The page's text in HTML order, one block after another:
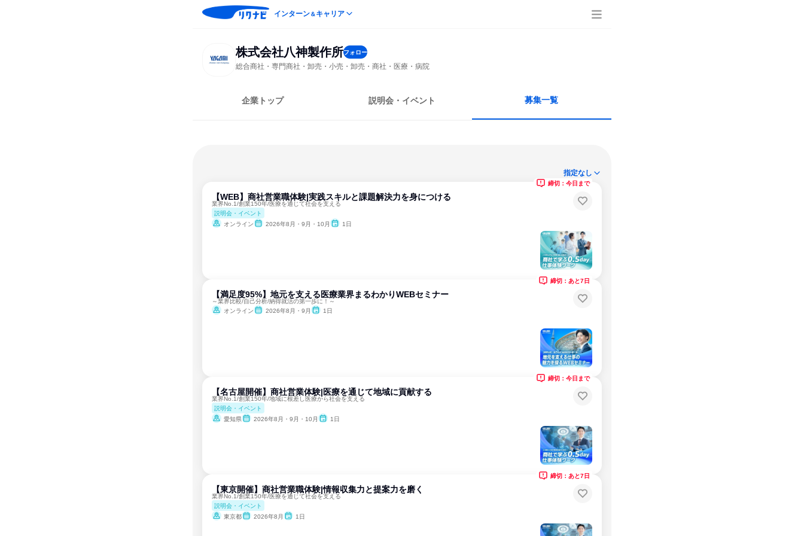
インターン＆キャリア
株式会社八神製作所フォロー
総合商社・専門商社・卸売・小売・卸売・商社・医療・病院
企業トップ 説明会・イベント 募集一覧
指定なし
【WEB】商社営業職体験|実践スキルと課題解決力を身につける
業界No.1/創業150年/医療を通じて社会を支える
説明会・イベント
オンライン
2026年8月・9月・10月 1日
締切：今日まで
【満足度95%】地元を支える医療業界まるわかりWEBセミナー
～業界比較/自己分析/納得就活の第一歩に！～
オンライン
2026年8月・9月 1日
締切：あと7日
【名古屋開催】商社営業体験|医療を通じて地域に貢献する
業界No.1/創業150年/地域に根差し医療から社会を支える
説明会・イベント
愛知県
2026年8月・9月・10月 1日
締切：今日まで
【東京開催】商社営業職体験|情報収集力と提案力を磨く
業界No.1/創業150年/医療を通じて社会を支える
説明会・イベント
東京都
2026年8月 1日
締切：あと7日